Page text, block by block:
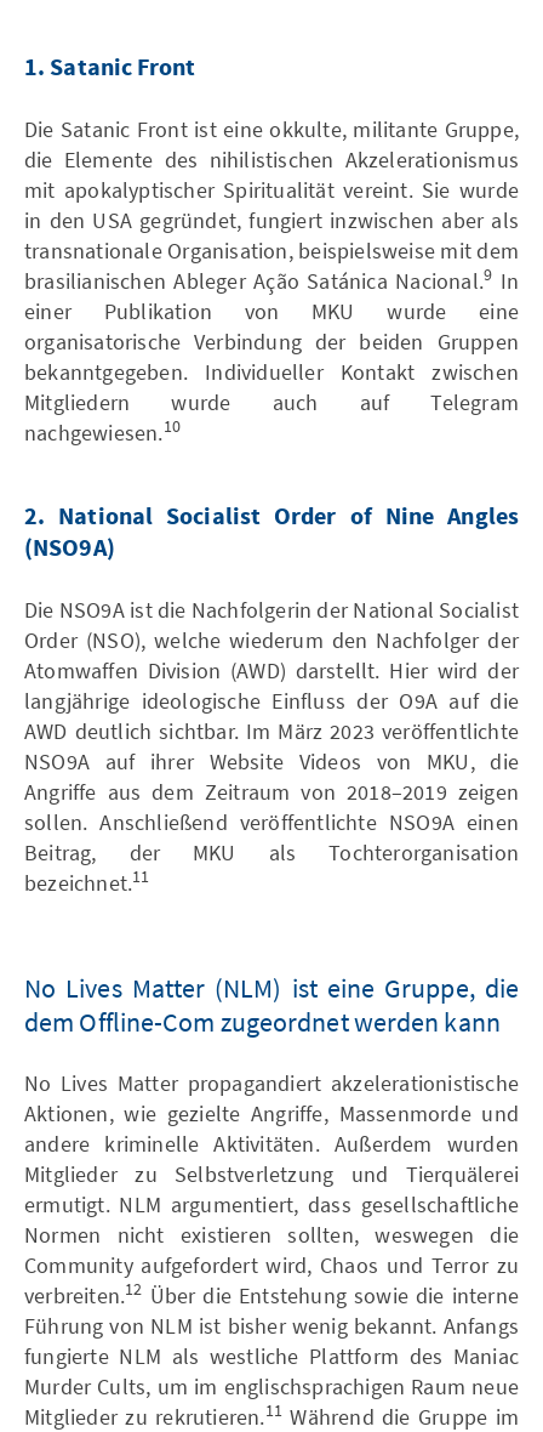
1. Satanic Front
Die Satanic Front ist eine okkulte, militante Gruppe,
die Elemente des nihilistischen Akzelerationismus
mit apokalyptischer Spiritualität vereint. Sie wurde
in den USA gegründet, fungiert inzwischen aber als
transnationale Organisation, beispielsweise mit dem
brasilianischen Ableger Ação Satánica Nacional.9 In
einer Publikation von MKU wurde eine
organisatorische Verbindung der beiden Gruppen
bekanntgegeben. Individueller Kontakt zwischen
Mitgliedern wurde auch auf Telegram
nachgewiesen.10
2. National Socialist Order of Nine Angles
(NSO9A)
Die NSO9A ist die Nachfolgerin der National Socialist
Order (NSO), welche wiederum den Nachfolger der
Atomwaffen Division (AWD) darstellt. Hier wird der
langjährige ideologische Einfluss der O9A auf die
AWD deutlich sichtbar. Im März 2023 veröffentlichte
NSO9A auf ihrer Website Videos von MKU, die
Angriffe aus dem Zeitraum von 2018–2019 zeigen
sollen. Anschließend veröffentlichte NSO9A einen
Beitrag, der MKU als Tochterorganisation
bezeichnet.11
No Lives Matter (NLM) ist eine Gruppe, die
dem Offline-Com zugeordnet werden kann
No Lives Matter propagandiert akzelerationistische
Aktionen, wie gezielte Angriffe, Massenmorde und
andere kriminelle Aktivitäten. Außerdem wurden
Mitglieder zu Selbstverletzung und Tierquälerei
ermutigt. NLM argumentiert, dass gesellschaftliche
Normen nicht existieren sollten, weswegen die
Community aufgefordert wird, Chaos und Terror zu
verbreiten.12 Über die Entstehung sowie die interne
Führung von NLM ist bisher wenig bekannt. Anfangs
fungierte NLM als westliche Plattform des Maniac
Murder Cults, um im englischsprachigen Raum neue
Mitglieder zu rekrutieren.11Während die Gruppe im